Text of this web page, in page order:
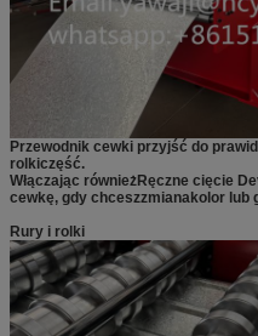
Przewodnik cewki przyjść do
rolkiczęść.
Włączając równieżRęczne cięcie D
cewkę, gdy chceszzmianakolor lub
Rury i rolki